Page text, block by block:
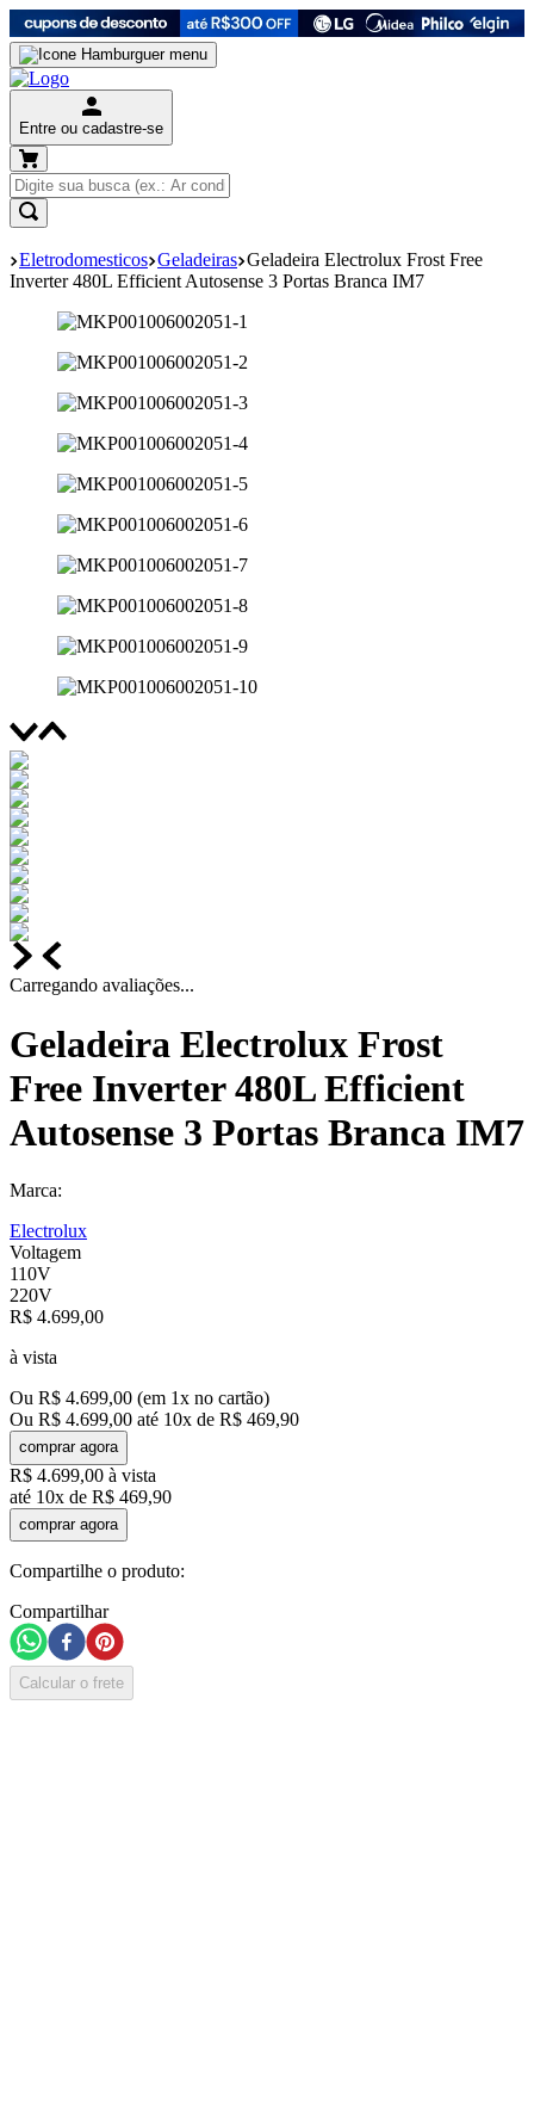
Entre ou cadastre-se
Eletrodomesticos Geladeiras Geladeira Electrolux Frost Free
Inverter 480L Efficient Autosense 3 Portas Branca IM7
Carregando avaliações...
Geladeira Electrolux Frost
Free Inverter 480L Efficient
Autosense 3 Portas Branca IM7
Marca:
Electrolux
Voltagem
110V
220V
R$ 4.699,00
à vista
Ou R$ 4.699,00 (em 1x no cartão)
Ou R$ 4.699,00 até 10x de R$ 469,90
comprar agora
R$ 4.699,00 à vista
até 10x de R$ 469,90
comprar agora
Compartilhe o produto:
Compartilhar
Calcular o frete